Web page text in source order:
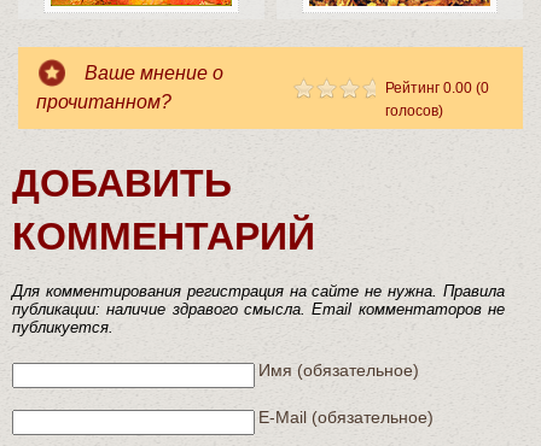
Ваше мнение о
прочитанном?
Рейтинг 0.00 (0
голосов)
ДОБАВИТЬ
КОММЕНТАРИЙ
Для комментирования регистрация на сайте не нужна. Правила
публикации: наличие здравого смысла. Email комментаторов не
публикуется.
Имя (обязательное)
E-Mail (обязательное)
Текст комментария